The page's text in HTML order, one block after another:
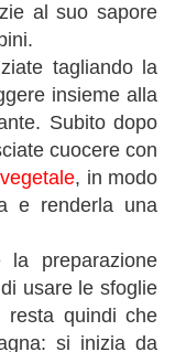
al suo sapore
tagliando la
insieme alla
Subito dopo
cuocere con
, in modo
e renderla una
preparazione
usare le sfoglie
resta quindi che
si inizia da